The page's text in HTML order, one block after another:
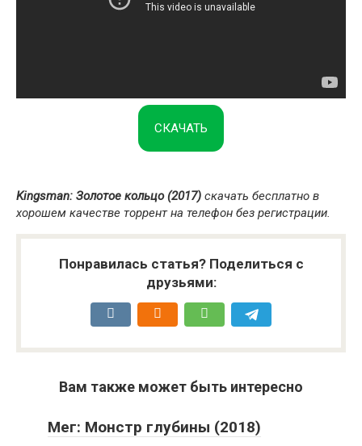
СКАЧАТЬ
Kingsman: Золотое кольцо (2017) скачать бесплатно в
хорошем качестве торрент на телефон без регистрации.
Понравилась статья? Поделиться с
друзьями:
Вам также может быть интересно
Мег: Монстр глубины (2018)